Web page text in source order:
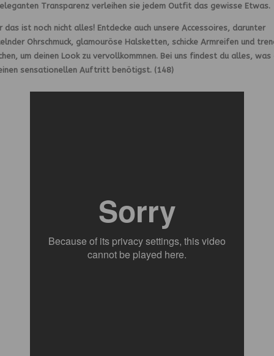
Transparenz verleihen sie jedem Outfit das gewisse Etwas.
das ist noch nicht alles! Entdecke auch unsere Accessoires, darunter
Ohrschmuck, glamouröse Halsketten, schicke Armreifen und
um deinen Look zu vervollkommnen. Bei uns findest du alles, was
sensationellen Auftritt benötigst. (148)